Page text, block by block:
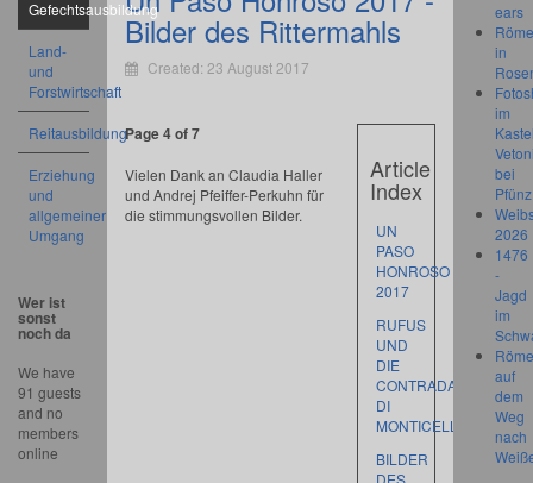
Bilder des Rittermahls
Created: 23 August 2017
Article
Index
UN
PASO
HONROSO
2017
RUFUS
UND
DIE
CONTRADA
DI
MONTICELLI
BILDER
DES
Page 4 of 7
Vielen Dank an Claudia Haller
und Andrej Pfeiffer-Perkuhn für
die stimmungsvollen Bilder.
Gefechtsausbildung
Land-
und
Forstwirtschaft
Reitausbildung
Erziehung
und
allgemeiner
Umgang
Wer ist
sonst
noch da
We have
91 guests
and no
members
online
ears
in
im
bei
Pfünz
2026
1476
-
Jagd
im
auf
dem
Weg
nach